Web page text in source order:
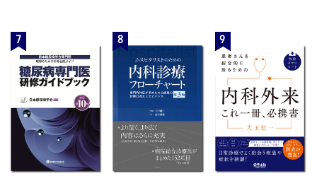
日本とオーストラリアのICUの比較
将来向かうべきICU診療の方向
33. ICUを対象とした臨床研究はどのように行うべきか？〈錦見満暁〉
総論：ICUを対象とした臨床研究を行う意義
ICUを対象とした臨床研究の特徴
ICUを対象とした臨床研究の問題点
ICUにおけるRCTの実現に向けて
34. ICUデータベースは集中治療のどのような将来を担うのか？〈熊澤
淳史〉
総論：ICUデータベース構築の意義
ICUデータベース構築の方法と実際
ICUデータベースの活用と諸外国の現状
21. ICUにおいて，血糖管理はどのように行うべきか？〈矢
総 論
管 理
ICUにおける低血糖発作
高血糖はどこまで許容できるか
22. ICUにおける血液疾患はどのように診療すべきか？〈高
橋康之〉
総 論
7 8 9